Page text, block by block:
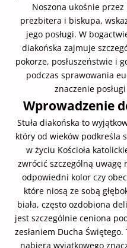
Noszona ukośnie
prezbitera i biskupa,
jego posługi. W
diakońska zajmuje
pokorze, posłuszeństwie i
podczas sprawowania
znaczenie
Wprowadzenie
Stuła diakońska to
który od wieków podkreśla
w życiu Kościoła
zwrócić szczególną
odpowiedni kolor czy
które niosą ze sobą
biała, często ozdobiona
jest szczególnie ceniona
zesłaniem Ducha
nabiera wyjątkowego